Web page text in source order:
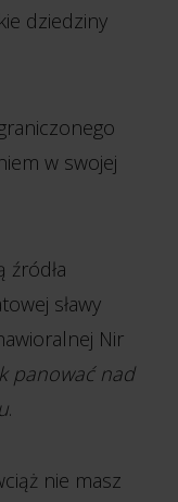
dziedziny
w swojej
źródła
sławy
Nir
panować nad
.
nie masz